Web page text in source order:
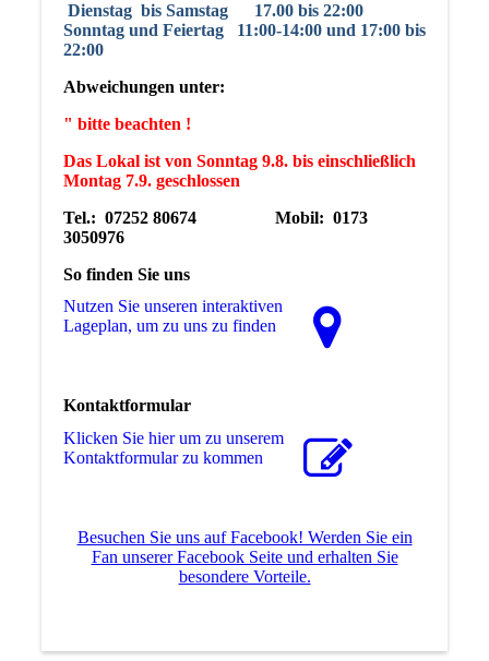
Dienstagbis Samstag 17.00 bis 22:00
Sonntag und Feiertag 11:00-14:00 und 17:00 bis
22:00
Abweichungen unter:
" bitte beachten !
Das Lokal ist von Sonntag 9.8. bis einschließlich
Montag 7.9. geschlossen
Tel.: 07252 80674 Mobil: 0173
3050976
So finden Sie uns
Nutzen Sie unseren interaktiven
La­ge­plan, um zu uns zu finden
Kontaktformular
Klicken Sie hier um zu unserem
Kon­takt­for­mu­lar zu kommen
Besuchen Sie uns auf Facebook! Werden Sie ein
Fan unserer Facebook Seite und erhalten Sie
besondere Vorteile.